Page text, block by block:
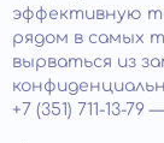
эффективную
рядом в самых
вырваться из
+7 (351) 711-13-